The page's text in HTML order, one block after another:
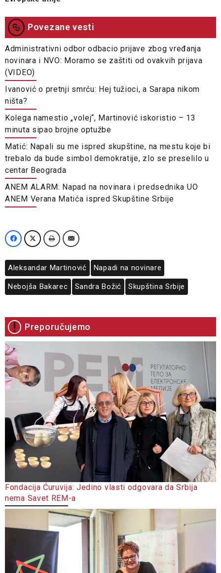
Povezane vesti
Administrativni odbor odbacio prijave zbog vređanja
novinara i NVO: Moramo se zaštiti od ovakvih prijava
(VIDEO)
Ivanović o pretnji smrću: Hej tužioci, a Sarapa nikom
ništa?
Kolega namestio „volej“, Martinović iskoristio – 13
minuta sipao brojne optužbe
Matić: Napali su me ispred skupštine, na mestu koje bi
trebalo da bude simbol demokratije, zlo se preselilo u
centar Beograda
ANEM ALARM: Napad na novinara i predsednika UO
ANEM Verana Matića ispred Skupštine Srbije
Aleksandar Martinović Napadi na novinare
Nebojša Bakarec Sandra Božić Skupština Srbije
Preporučujemo
Fondacija Ćuruvija: Jedino vlasti odgovara da Srbija
nema Savet REM-a